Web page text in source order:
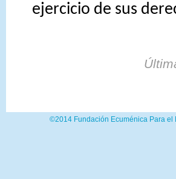
ejercicio de sus
©2014 Fundación Ecuménica Para el